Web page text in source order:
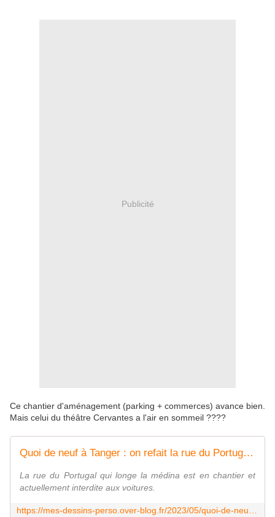
Publicité
Ce chantier d'aménagement (parking + commerces) avance bien.
Mais celui du théâtre Cervantes a l'air en sommeil ????
Quoi de neuf à Tanger : on refait la rue du Portugal (3 photos) - Le blog de Bernard Moutin
La rue du Portugal qui longe la médina est en chantier et
actuellement interdite aux voitures.